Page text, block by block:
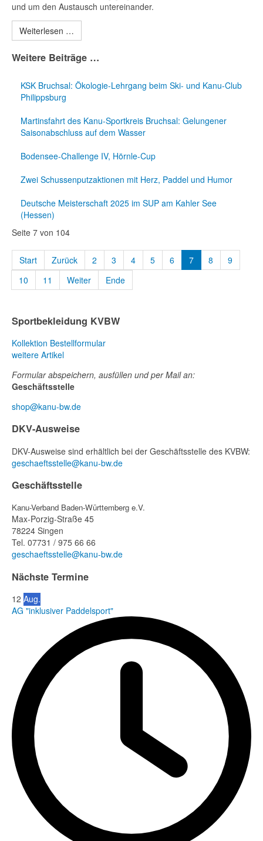
und um den Austausch untereinander.
Weiterlesen …
Weitere Beiträge …
KSK Bruchsal: Ökologie-Lehrgang beim Ski- und Kanu-Club
Philippsburg
Martinsfahrt des Kanu-Sportkreis Bruchsal: Gelungener
Saisonabschluss auf dem Wasser
Bodensee-Challenge IV, Hörnle-Cup
Zwei Schussenputzaktionen mit Herz, Paddel und Humor
Deutsche Meisterschaft 2025 im SUP am Kahler See
(Hessen)
Seite 7 von 104
Start Zurück 2 3 4 5 6 7 8
9
10
11 Weiter Ende
Sportbekleidung KVBW
Kollektion Bestellformular
weitere Artikel
Formular abspeichern, ausfüllen und per Mail an:
Geschäftsstelle
shop@kanu-bw.de
DKV-Ausweise
DKV-Ausweise sind erhältlich bei der Geschäftsstelle des KVBW:
geschaeftsstelle@kanu-bw.de
Geschäftsstelle
Kanu-Verband Baden-Württemberg e.V.
Max-Porzig-Straße 45
78224 Singen
Tel. 07731 / 975 66 66
geschaeftsstelle@kanu-bw.de
Nächste Termine
12 Aug.
AG "inklusiver Paddelsport"